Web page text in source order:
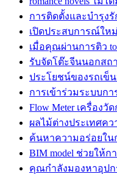
การติดตั้งและบำรุง
เปิดประสบการณ์ให
เมื่อคุณผ่านการติว
รับจัดโต๊ะจีนนอกสถ
ประโยชน์ของรถเข็
การเข้าร่วมระบบก
Flow Meter เครื่อง
ผลไม้ต่างประเทศค
ค้นหาความอร่อยใน
BIM model ช่วยให้ก
คุณกำลังมองหาอุป